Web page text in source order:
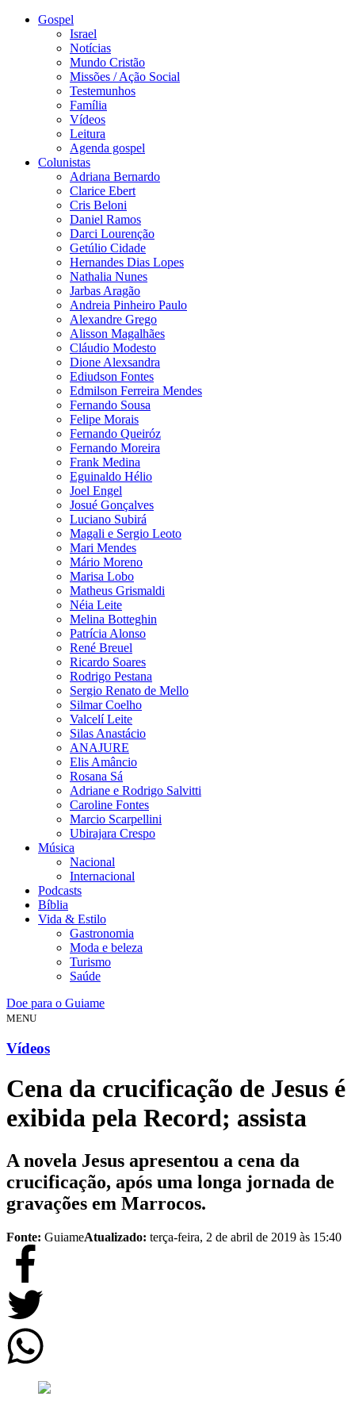
Gospel
Israel
Notícias
Mundo Cristão
Missões / Ação Social
Testemunhos
Família
Vídeos
Leitura
Agenda gospel
Colunistas
Adriana Bernardo
Clarice Ebert
Cris Beloni
Daniel Ramos
Darci Lourenção
Getúlio Cidade
Hernandes Dias Lopes
Nathalia Nunes
Jarbas Aragão
Andreia Pinheiro Paulo
Alexandre Grego
Alisson Magalhães
Cláudio Modesto
Dione Alexsandra
Ediudson Fontes
Edmilson Ferreira Mendes
Fernando Sousa
Felipe Morais
Fernando Queiróz
Fernando Moreira
Frank Medina
Eguinaldo Hélio
Joel Engel
Josué Gonçalves
Luciano Subirá
Magali e Sergio Leoto
Mari Mendes
Mário Moreno
Marisa Lobo
Matheus Grismaldi
Néia Leite
Melina Botteghin
Patrícia Alonso
René Breuel
Ricardo Soares
Rodrigo Pestana
Sergio Renato de Mello
Silmar Coelho
Valcelí Leite
Silas Anastácio
ANAJURE
Elis Amâncio
Rosana Sá
Adriane e Rodrigo Salvitti
Caroline Fontes
Marcio Scarpellini
Ubirajara Crespo
Música
Nacional
Internacional
Podcasts
Bíblia
Vida & Estilo
Gastronomia
Moda e beleza
Turismo
Saúde
Doe para o Guiame
MENU
Vídeos
Cena da crucificação de Jesus é
exibida pela Record; assista
A novela Jesus apresentou a cena da
crucificação, após uma longa jornada de
gravações em Marrocos.
Fonte: GuiameAtualizado: terça-feira, 2 de abril de 2019 às 15:40